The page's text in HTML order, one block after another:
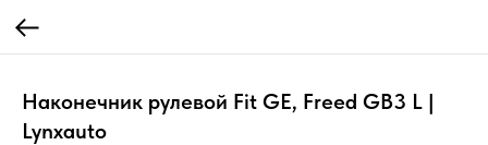
Наконечник рулевой Fit GE, Freed GB3 L |
Lynxauto